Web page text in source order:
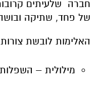
חברה שלעיתים
של פחד, שתיקה
האלימות לובשת
מילולית –